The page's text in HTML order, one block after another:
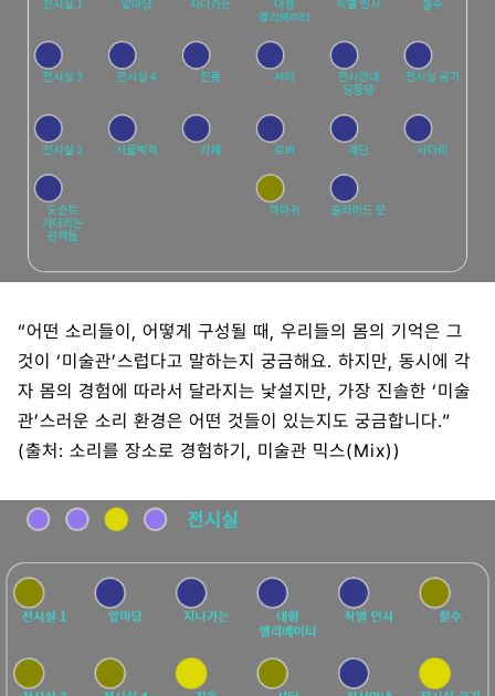
“어떤 소리들이, 어떻게 구성될 때, 우리들의 몸의 기억은 그
것이 ‘미술관’스럽다고 말하는지 궁금해요. 하지만, 동시에 각
자 몸의 경험에 따라서 달라지는 낯설지만, 가장 진솔한 ‘미술
관’스러운 소리 환경은 어떤 것들이 있는지도 궁금합니다.”
(출처: 소리를 장소로 경험하기, 미술관 믹스(Mix))